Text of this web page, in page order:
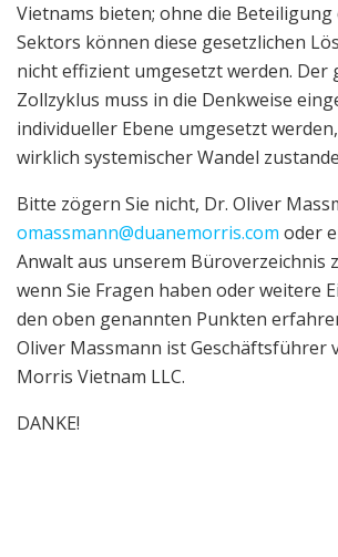
Vietnams bieten; ohne die Beteiligung
Sektors können diese gesetzlichen
nicht effizient umgesetzt werden. Der
Zollzyklus muss in die Denkweise
individueller Ebene umgesetzt
wirklich systemischer Wandel
Bitte zögern Sie nicht, Dr. Oliver
omassmann@duanemorris.com oder
Anwalt aus unserem Büroverzeichnis
wenn Sie Fragen haben oder weitere
den oben genannten Punkten
Oliver Massmann ist Geschäftsführer
Morris Vietnam LLC.
DANKE!